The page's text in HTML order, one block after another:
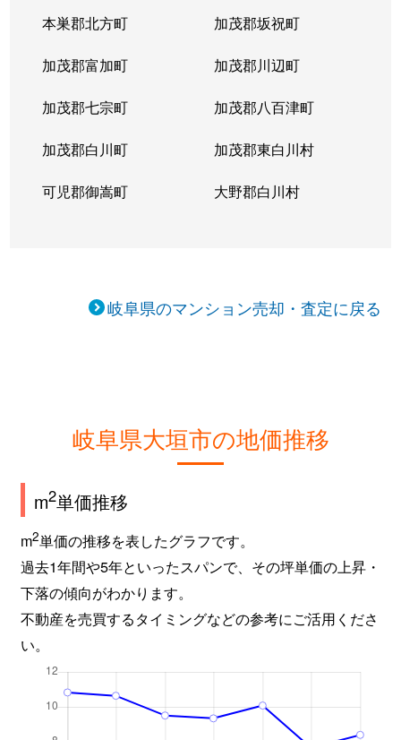
本巣郡北方町 加茂郡坂祝町
加茂郡富加町 加茂郡川辺町
加茂郡七宗町 加茂郡八百津町
加茂郡白川町 加茂郡東白川村
可児郡御嵩町 大野郡白川村
岐阜県のマンション売却・査定に戻る
岐阜県大垣市の地価推移
m2単価推移
m2単価の推移を表したグラフです。
過去1年間や5年といったスパンで、その坪単価の上昇・
下落の傾向がわかります。
不動産を売買するタイミングなどの参考にご活用くださ
い。